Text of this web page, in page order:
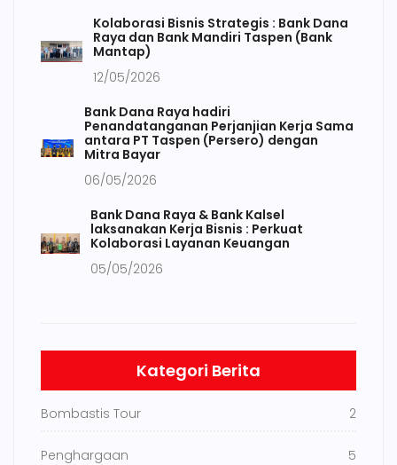
Kolaborasi Bisnis Strategis : Bank Dana
Raya dan Bank Mandiri Taspen (Bank
Mantap)
12/05/2026
Bank Dana Raya hadiri
Penandatanganan Perjanjian Kerja Sama
antara PT Taspen (Persero) dengan
Mitra Bayar
06/05/2026
Bank Dana Raya & Bank Kalsel
laksanakan Kerja Bisnis : Perkuat
Kolaborasi Layanan Keuangan
05/05/2026
Kategori Berita
Bombastis Tour 2
Penghargaan 5